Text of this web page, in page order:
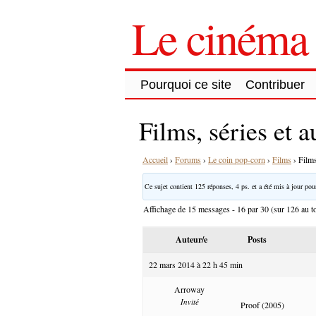
Le
Pourquoi ce site Contribuer
Films, séries et
Accueil› Forums › Le coin pop-corn › Films ›
Ce sujet contient 125 réponses, 4 ps. et a été mis à jour
Affichage de 15 messages - 16 par 30 (sur 126 au
Auteur/e Posts
22 mars 2014 à 22 h 45 min
Arroway
Invité Proof (2005)